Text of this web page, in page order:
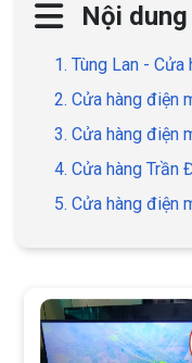
Nội
1. Tùng Lan -
2. Cửa hàng điện
3. Cửa hàng điện
4. Cửa hàng Trần
5. Cửa hàng điện